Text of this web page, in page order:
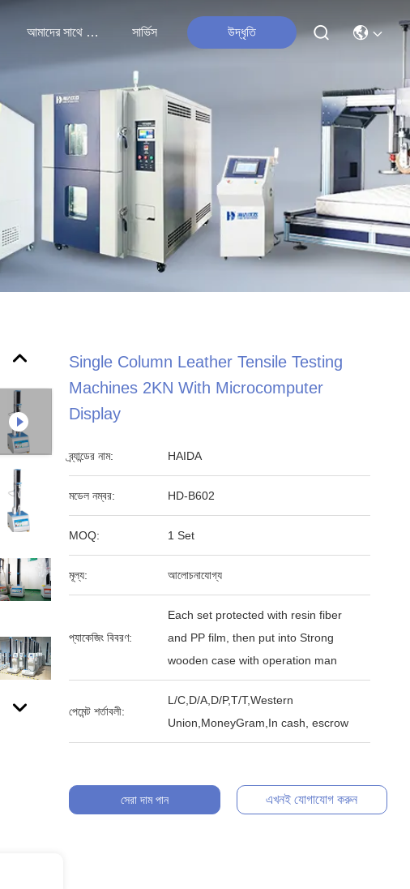
আমাদের সাথে যোগাযোগ সার্ভিস উদ্ধৃতি
Single Column Leather Tensile Testing
Machines 2KN With Microcomputer
Display
ব্র্যান্ডের নাম: HAIDA
মডেল নম্বর: HD-B602
MOQ: 1 Set
মূল্য: আলোচনাযোগ্য
প্যাকেজিং বিবরণ:
Each set protected with resin fiber
and PP film, then put into Strong
wooden case with operation man
পেমেন্ট শর্তাবলী:
L/C,D/A,D/P,T/T,Western
Union,MoneyGram,In cash, escrow
সেরা দাম পান এখনই যোগাযোগ করুন